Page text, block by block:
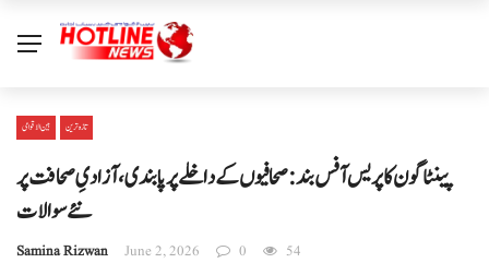
بین الا قوامی تازہ ترین
پینٹاگون کا پریس آفس بند: صحافیوں کے داخلے پر پابندی، آزادیِ صحافت پر
نئے سوالات
Samina Rizwan June 2, 2026 0 54